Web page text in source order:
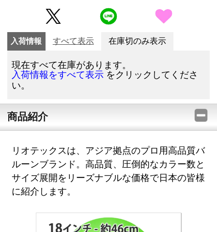
入荷情報 すべて表示 在庫切のみ表示
現在すべて在庫があります。
入荷情報をすべて表示 をクリックしてくださ
い。
商品紹介
リオテックスは、アジア拠点のプロ用高品質バ
ルーンブランド。高品質、圧倒的なカラー数と
サイズ展開をリーズナブルな価格で日本の皆様
に紹介します。